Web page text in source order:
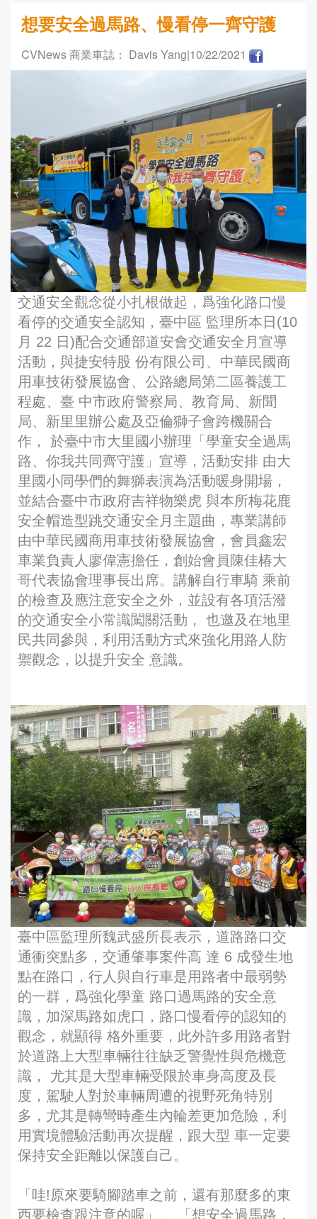
想要安全過馬路、慢看停一齊守護
CVNews 商業車誌： Davis Yang|10/22/2021
交通安全觀念從小扎根做起，爲強化路口慢
看停的交通安全認知，臺中區 監理所本日(10
月 22 日)配合交通部道安會交通安全月宣導
活動，與捷安特股 份有限公司、中華民國商
用車技術發展協會、公路總局第二區養護工
程處、臺 中市政府警察局、教育局、新聞
局、新里里辦公處及亞倫獅子會跨機關合
作， 於臺中市大里國小辦理「學童安全過馬
路、你我共同齊守護」宣導，活動安排 由大
里國小同學們的舞獅表演為活動暖身開場，
並結合臺中市政府吉祥物樂虎 與本所梅花鹿
安全帽造型跳交通安全月主題曲，專業講師
由中華民國商用車技術發展協會，會員鑫宏
車業負責人廖偉憲擔任，創始會員陳佳椿大
哥代表協會理事長出席。講解自行車騎 乘前
的檢查及應注意安全之外，並設有各項活潑
的交通安全小常識闖關活動， 也邀及在地里
民共同參與，利用活動方式來強化用路人防
禦觀念，以提升安全 意識。
臺中區監理所魏武盛所長表示，道路路口交
通衝突點多，交通肇事案件高 達 6 成發生地
點在路口，行人與自行車是用路者中最弱勢
的一群，爲強化學童 路口過馬路的安全意
識，加深馬路如虎口，路口慢看停的認知的
觀念，就顯得 格外重要，此外許多用路者對
於道路上大型車輛往往缺乏警覺性與危機意
識， 尤其是大型車輛受限於車身高度及長
度，駕駛人對於車輛周遭的視野死角特別
多，尤其是轉彎時產生內輪差更加危險，利
用實境體驗活動再次提醒，跟大型 車一定要
保持安全距離以保護自己。
「哇!原來要騎腳踏車之前，還有那麼多的東
西要檢查跟注意的喔」、 「想安全過馬路，